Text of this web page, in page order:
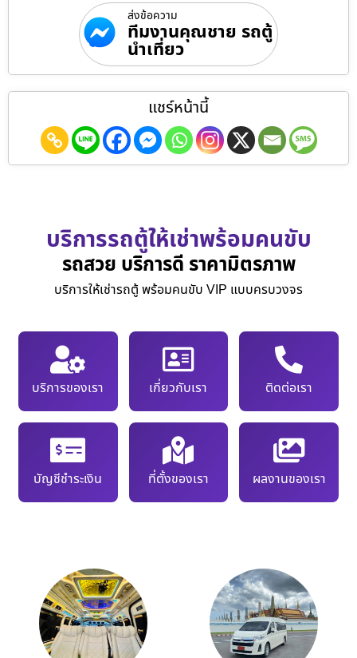
ส่งข้อความ
ทีมงานคุณชาย รถตู้
นำเที่ยว
แชร์หน้านี้
บริการรถตู้ให้เช่าพร้อมคนขับ
รถสวย บริการดี ราคามิตรภาพ
บริการให้เช่ารถตู้ พร้อมคนขับ VIP แบบครบวงจร
บริการของเรา เกี่ยวกับเรา ติดต่อเรา
บัญชีชำระเงิน ที่ตั้งของเรา ผลงานของเรา